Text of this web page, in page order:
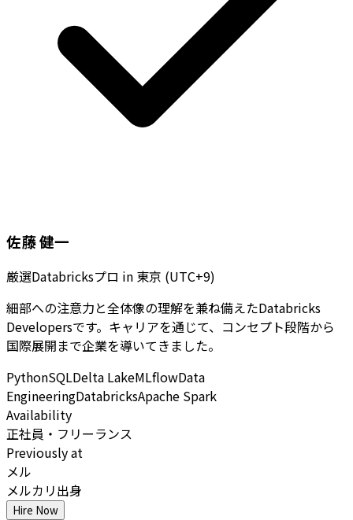
佐藤 健一
厳選Databricksプロ in 東京 (UTC+9)
細部への注意力と全体像の理解を兼ね備えたDatabricks
Developersです。キャリアを通じて、コンセプト段階から
国際展開まで企業を導いてきました。
PythonSQLDelta LakeMLflowData
EngineeringDatabricksApache Spark
Availability
正社員・フリーランス
Previously at
メル
メルカリ出身
Hire Now